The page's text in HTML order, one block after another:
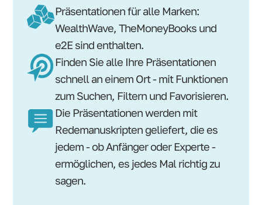
Präsentationen für alle Marken:
WealthWave, TheMoneyBooks und
e2E sind enthalten.
Finden Sie alle Ihre Präsentationen
schnell an einem Ort - mit Funktionen
zum Suchen, Filtern und Favorisieren.
Die Präsentationen werden mit
Redemanuskripten geliefert, die es
jedem - ob Anfänger oder Experte -
ermöglichen, es jedes Mal richtig zu
sagen.